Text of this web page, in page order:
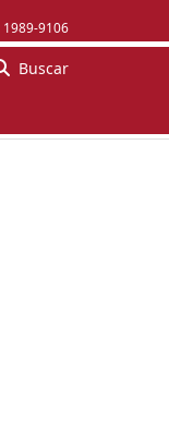
1989-9106
Buscar